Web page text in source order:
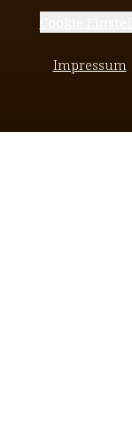
Impressum